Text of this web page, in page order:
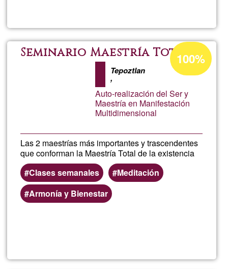
Alba
Seminario Maestría Total
Tepoztlan
,
Auto-realización del Ser y
Maestría en Manifestación
Multidimensional
Las 2 maestrías más importantes y trascendentes
que conforman la Maestría Total de la existencia
Clases semanales
Meditación
Armonía y Bienestar
Porcentaje
de
aceptación
de
G1
100%